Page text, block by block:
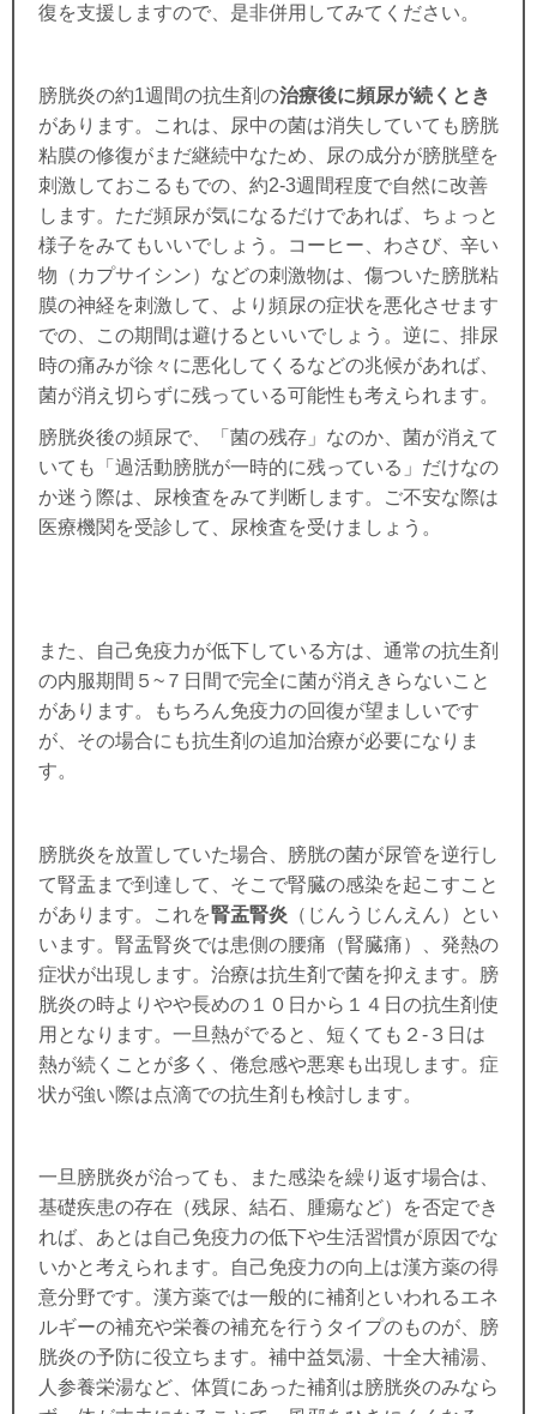
復を支援しますので、是非併用してみてください。
膀胱炎の約1週間の抗生剤の治療後に頻尿が続くとき
があります。これは、尿中の菌は消失していても膀胱
粘膜の修復がまだ継続中なため、尿の成分が膀胱壁を
刺激しておこるもでの、約2-3週間程度で自然に改善
します。ただ頻尿が気になるだけであれば、ちょっと
様子をみてもいいでしょう。コーヒー、わさび、辛い
物（カプサイシン）などの刺激物は、傷ついた膀胱粘
膜の神経を刺激して、より頻尿の症状を悪化させます
での、この期間は避けるといいでしょう。逆に、排尿
時の痛みが徐々に悪化してくるなどの兆候があれば、
菌が消え切らずに残っている可能性も考えられます。
膀胱炎後の頻尿で、「菌の残存」なのか、菌が消えて
いても「過活動膀胱が一時的に残っている」だけなの
か迷う際は、尿検査をみて判断します。ご不安な際は
医療機関を受診して、尿検査を受けましょう。
また、自己免疫力が低下している方は、通常の抗生剤
の内服期間５ ~ ７日間で完全に菌が消えきらないこと
があります。もちろん免疫力の回復が望ましいです
が、その場合にも抗生剤の追加治療が必要になりま
す。
膀胱炎を放置していた場合、膀胱の菌が尿管を逆行し
て腎盂まで到達して、そこで腎臓の感染を起こすこと
があります。これを腎盂腎炎 （じんうじんえん）とい
います。腎盂腎炎では患側の腰痛（腎臓痛）、発熱の
症状が出現します。治療は抗生剤で菌を抑えます。膀
胱炎の時よりやや長めの１０日から１４日の抗生剤使
用となります。一旦熱がでると、短くても２ - ３日は
熱が続くことが多く、倦怠感や悪寒も出現します。症
状が強い際は点滴での抗生剤も検討します。
一旦膀胱炎が治っても、また感染を繰り返す場合は、
基礎疾患の存在（残尿、結石、腫瘍など）を否定でき
れば、あとは自己免疫力の低下や生活習慣が原因でな
いかと考えられます。自己免疫力の向上は漢方薬の得
意分野です。漢方薬では一般的に補剤といわれるエネ
ルギーの補充や栄養の補充を行うタイプのものが、膀
胱炎の予防に役立ちます。補中益気湯、十全大補湯、
人参養栄湯など、体質にあった補剤は膀胱炎のみなら